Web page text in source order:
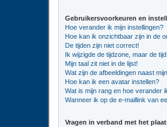
Gebruikersvoorkeuren en
Hoe verander ik mijn instellingen?
Hoe kan ik onzichtbaar zijn in de
De tijden zijn niet correct!
Ik wijzigde de tijdzone, maar de
Mijn taal zit niet in de lijst!
Wat zijn de afbeeldingen naast
Hoe kan ik een avatar instellen?
Wat is mijn rang en hoe verander
Wanneer ik op de e-maillink van
Vragen in verband met het